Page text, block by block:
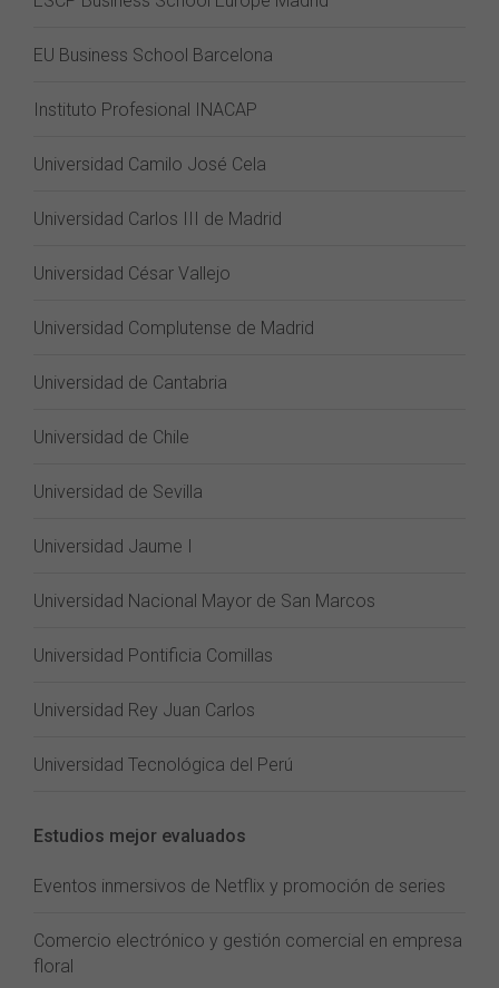
EU Business School Barcelona
Instituto Profesional INACAP
Universidad Camilo José Cela
Universidad Carlos III de Madrid
Universidad César Vallejo
Universidad Complutense de Madrid
Universidad de Cantabria
Universidad de Chile
Universidad de Sevilla
Universidad Jaume I
Universidad Nacional Mayor de San Marcos
Universidad Pontificia Comillas
Universidad Rey Juan Carlos
Universidad Tecnológica del Perú
Estudios mejor evaluados
Eventos inmersivos de Netflix y promoción de series
Comercio electrónico y gestión comercial en empresa
floral